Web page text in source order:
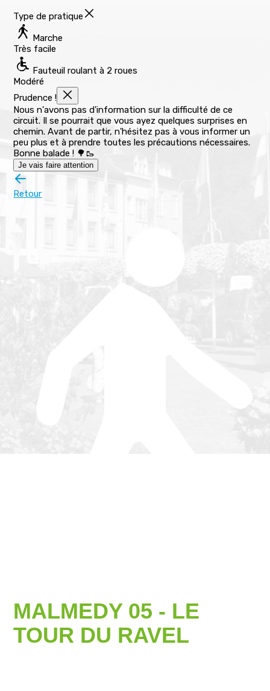
Type de pratique
Marche
Très facile
Fauteuil roulant à 2 roues
Modéré
Prudence !
Nous n'avons pas d'information sur la difficulté de ce
circuit. Il se pourrait que vous ayez quelques surprises en
chemin. Avant de partir, n'hésitez pas à vous informer un
peu plus et à prendre toutes les précautions nécessaires.
Bonne balade ! 🌳🥾
Je vais faire attention
Retour
MALMEDY 05 - LE
TOUR DU RAVEL